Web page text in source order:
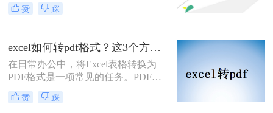
保持文件的完整性和格式一致性。那
法。
赞 踩
excel如何转pdf格式？这3个方法让你轻松转换！
在日常办公中，将Excel表格转换为
PDF格式是一项常见的任务。PDF格
式具有跨平台兼容性和不可编辑性，
非常适合分享和存档。那么excel如何
赞 踩